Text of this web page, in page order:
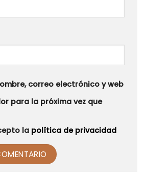
correo electrónico y web
para la próxima vez que
la política de privacidad